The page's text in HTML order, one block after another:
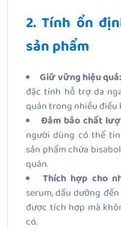
2. Tính ổn
sản phẩm
Giữ vững hiệu quả:
đặc tính hỗ trợ da
quản trong nhiều điều
Đảm bảo chất
người dùng có thể
sản phẩm chứa
quán.
Thích hợp cho
serum, dầu dưỡng
được tích hợp mà
có.